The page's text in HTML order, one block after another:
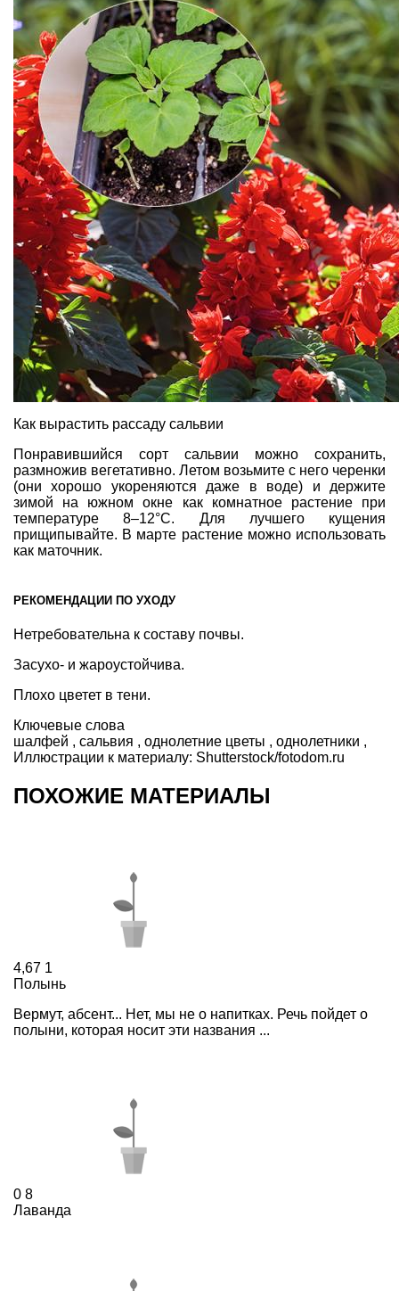
Как вырастить рассаду сальвии
Понравившийся сорт сальвии можно сохранить,
размножив вегетативно. Летом возьмите с него черенки
(они хорошо укореняются даже в воде) и держите
зимой на южном окне как комнатное растение при
температуре 8–12°С. Для лучшего кущения
прищипывайте. В марте растение можно использовать
как маточник.
РЕКОМЕНДАЦИИ ПО УХОДУ
Нетребовательна к составу почвы.
Засухо- и жароустойчива.
Плохо цветет в тени.
Ключевые слова
шалфей , сальвия , однолетние цветы , однолетники ,
Иллюстрации к материалу: Shutterstock/fotodom.ru
ПОХОЖИЕ МАТЕРИАЛЫ
4,67 1
Полынь
Вермут, абсент... Нет, мы не о напитках. Речь пойдет о
полыни, которая носит эти названия ...
0 8
Лаванда